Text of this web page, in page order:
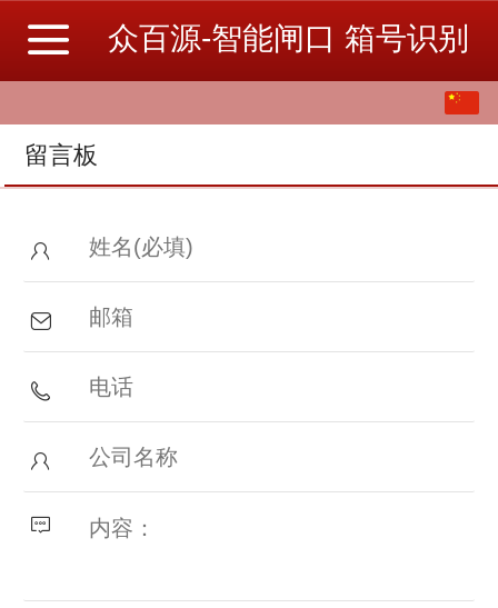
众百源-智能闸口 箱号识别
留言板